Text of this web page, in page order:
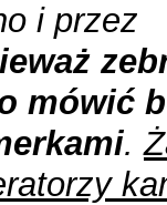
i przez
mówić
.